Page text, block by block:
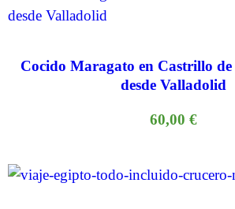
Cocido Maragato en Castrillo de
desde Valladolid
60,00 €